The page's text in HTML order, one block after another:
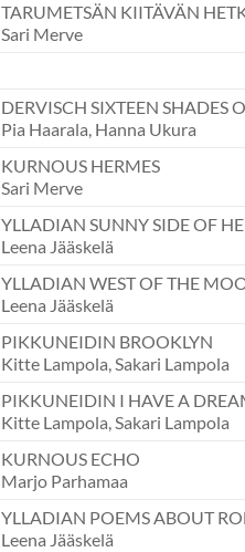
TARUMETSÄN KIITÄVÄN
Sari Merve
DERVISCH SIXTEEN SHADES
Pia Haarala, Hanna Ukura
KURNOUS HERMES
Sari Merve
YLLADIAN SUNNY SIDE OF
Leena Jääskelä
YLLADIAN WEST OF THE
Leena Jääskelä
PIKKUNEIDIN BROOKLYN
Kitte Lampola, Sakari Lampola
PIKKUNEIDIN I HAVE A
Kitte Lampola, Sakari Lampola
KURNOUS ECHO
Marjo Parhamaa
YLLADIAN POEMS ABOUT
Leena Jääskelä